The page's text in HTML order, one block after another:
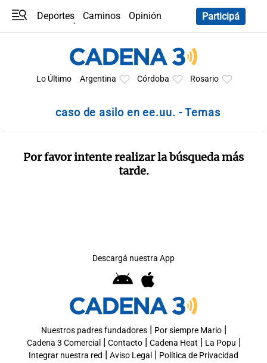
Deportes Caminos
Opinión
Participá
Lo Último Argentina Córdoba Rosario
caso de asilo en ee.uu. - Temas
Por favor intente realizar la búsqueda más
tarde.
Descargá nuestra App
Nuestros padres fundadores| Por siempre Mario|
Cadena 3 Comercial | Contacto| Cadena Heat | La Popu |
Integrar nuestra red | Aviso Legal | Política de Privacidad